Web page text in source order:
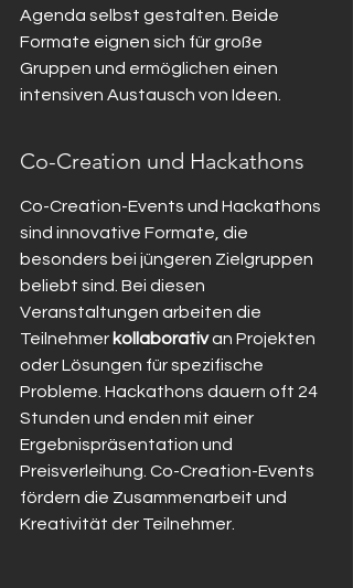
Agenda selbst gestalten. Beide
Formate eignen sich für große
Gruppen und ermöglichen einen
intensiven Austausch von Ideen.
Co-Creation und Hackathons
Co-Creation-Events und Hackathons
sind innovative Formate, die
besonders bei jüngeren Zielgruppen
beliebt sind. Bei diesen
Veranstaltungen arbeiten die
Teilnehmer kollaborativ an Projekten
oder Lösungen für spezifische
Probleme. Hackathons dauern oft 24
Stunden und enden mit einer
Ergebnispräsentation und
Preisverleihung. Co-Creation-Events
fördern die Zusammenarbeit und
Kreativität der Teilnehmer.